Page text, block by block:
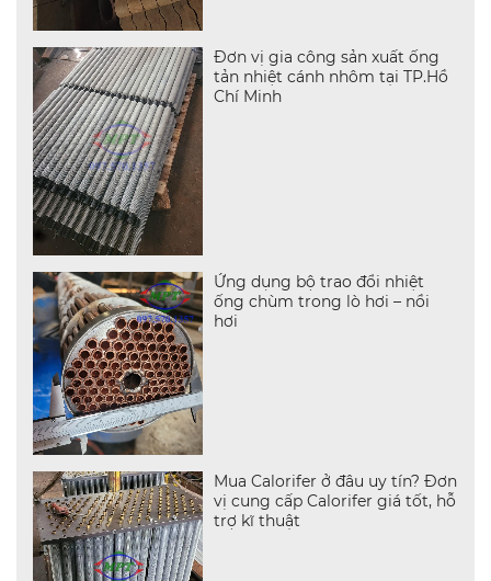
Đơn vị gia công sản xuất ống
tản nhiệt cánh nhôm tại TP.Hồ
Chí Minh
Ứng dụng bộ trao đổi nhiệt
ống chùm trong lò hơi – nồi
hơi
Mua Calorifer ở đâu uy tín? Đơn
vị cung cấp Calorifer giá tốt, hỗ
trợ kĩ thuật